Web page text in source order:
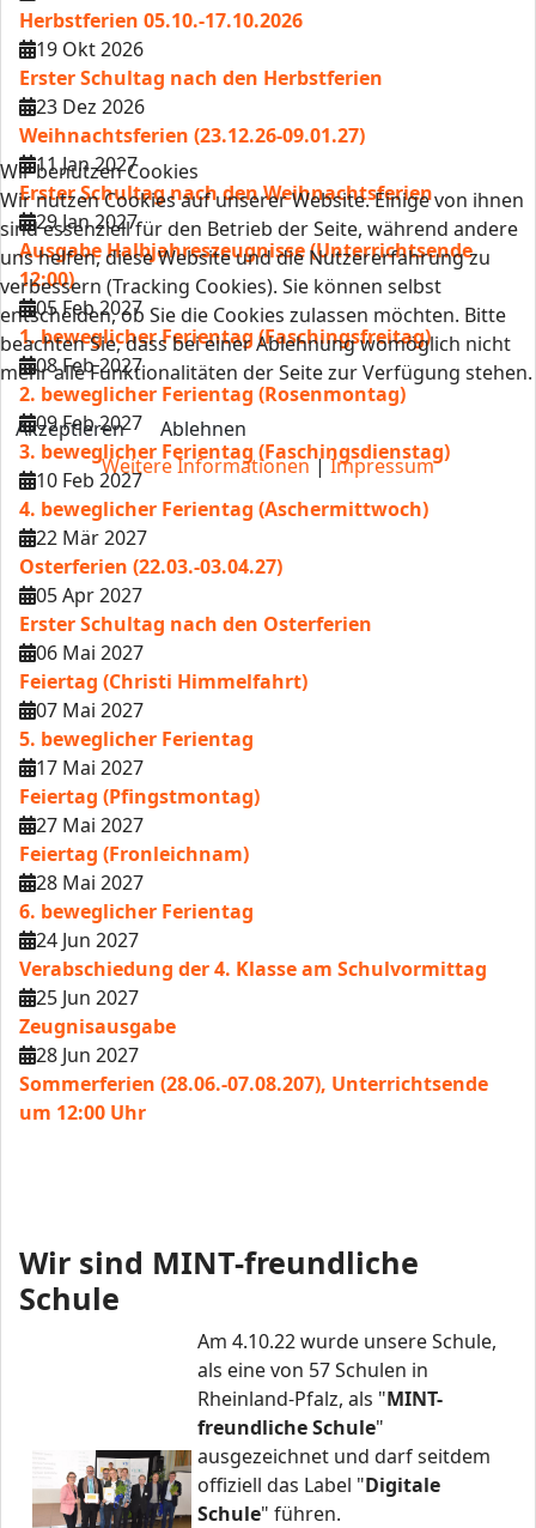
Herbstferien 05.10.-17.10.2026
19 Okt 2026
Erster Schultag nach den Herbstferien
23 Dez 2026
Weihnachtsferien (23.12.26-09.01.27)
11 Jan 2027
Erster Schultag nach den Weihnachtsferien
29 Jan 2027
Ausgabe Halbjahreszeugnisse (Unterrichtsende
12:00)
05 Feb 2027
1. beweglicher Ferientag (Faschingsfreitag)
08 Feb 2027
2. beweglicher Ferientag (Rosenmontag)
09 Feb 2027
3. beweglicher Ferientag (Faschingsdienstag)
10 Feb 2027
4. beweglicher Ferientag (Aschermittwoch)
22 Mär 2027
Osterferien (22.03.-03.04.27)
05 Apr 2027
Erster Schultag nach den Osterferien
06 Mai 2027
Feiertag (Christi Himmelfahrt)
07 Mai 2027
5. beweglicher Ferientag
17 Mai 2027
Feiertag (Pfingstmontag)
27 Mai 2027
Feiertag (Fronleichnam)
28 Mai 2027
6. beweglicher Ferientag
24 Jun 2027
Verabschiedung der 4. Klasse am Schulvormittag
25 Jun 2027
Zeugnisausgabe
28 Jun 2027
Sommerferien (28.06.-07.08.207), Unterrichtsende
um 12:00 Uhr
Wir sind MINT-freundliche
Schule
Am 4.10.22 wurde unsere Schule,
als eine von 57 Schulen in
Rheinland-Pfalz, als "MINT-
freundliche Schule"
ausgezeichnet und darf seitdem
offiziell das Label "Digitale
Schule" führen.
Wir benutzen Cookies
Wir nutzen Cookies auf unserer Website. Einige von ihnen
sind essenziell für den Betrieb der Seite, während andere
uns helfen, diese Website und die Nutzererfahrung zu
verbessern (Tracking Cookies). Sie können selbst
entscheiden, ob Sie die Cookies zulassen möchten. Bitte
beachten Sie, dass bei einer Ablehnung womöglich nicht
mehr alle Funktionalitäten der Seite zur Verfügung stehen.
Akzeptieren
Ablehnen
Weitere Informationen|Impressum